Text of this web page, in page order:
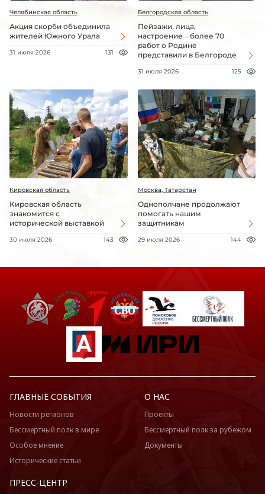
Челябинская область
Акция скорби объединила
жителей Южного Урала
31 июля 2026 131
Белгородская область
Пейзажи, лица,
настроение – более 70
работ о Родине
представили в Белгороде
31 июля 2026 125
Кировская область
Кировская область
знакомится с
исторической выставкой
30 июля 2026 143
Москва, Татарстан
Однополчане продолжают
помогать нашим
защитникам
29 июля 2026 144
ГЛАВНЫЕ СОБЫТИЯ
Новости регионов
Бессмертный полк в мире
Особое мнение
Исторические статьи
О НАС
Проекты
Бессмертный полк за рубежом
Документы
ПРЕСС-ЦЕНТР